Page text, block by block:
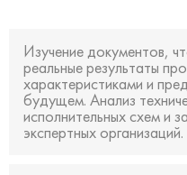
Изучение документов,
реальные результаты
характеристиками и
будущем. Анализ
исполнительных схем и
экспертных организаций.